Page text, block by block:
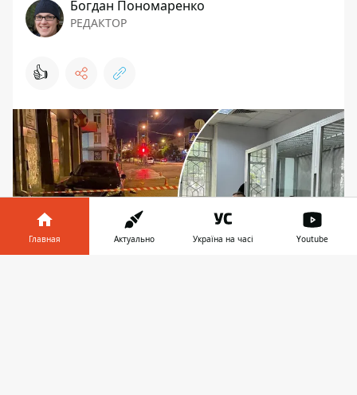
Богдан Пономаренко
РЕДАКТОР
👍
Главная Актуально Україна на часі Youtube